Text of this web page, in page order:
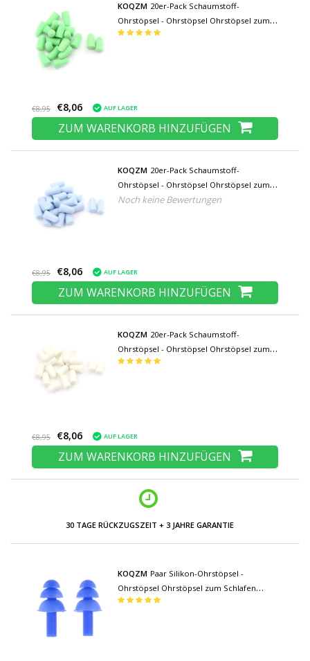
KOQZM 20er-Pack Schaumstoff-
Ohrstöpsel - Ohrstöpsel Ohrstöpsel zum
Schlafen Reisen Schwimmen Schaumstoff
€8,95 €8,06 AUF LAGER
ZUM WARENKORB HINZUFÜGEN
KOQZM 20er-Pack Schaumstoff-
Ohrstöpsel - Ohrstöpsel Ohrstöpsel zum
Schlafen Reisen Schwimmen Schaumstoff
Noch keine Bewertungen
€8,95 €8,06 AUF LAGER
ZUM WARENKORB HINZUFÜGEN
KOQZM 20er-Pack Schaumstoff-
Ohrstöpsel - Ohrstöpsel Ohrstöpsel zum
Schlafen Reisen Schwimmen Schaumstoff
€8,95 €8,06 AUF LAGER
ZUM WARENKORB HINZUFÜGEN
30 TAGE RÜCKZUGSZEIT + 3 JAHRE GARANTIE
KOQZM Paar Silikon-Ohrstöpsel -
Ohrstöpsel Ohrstöpsel zum Schlafen
Reisen Schwimmen - Weiche